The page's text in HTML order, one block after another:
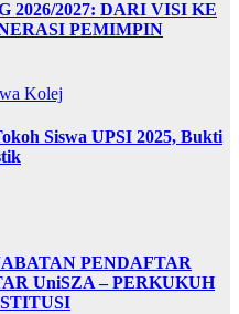
2026/2027: DARI VISI KE
PEMIMPIN
Kolej
Siswa UPSI 2025, Bukti
PENDAFTAR
UniSZA – PERKUKUH